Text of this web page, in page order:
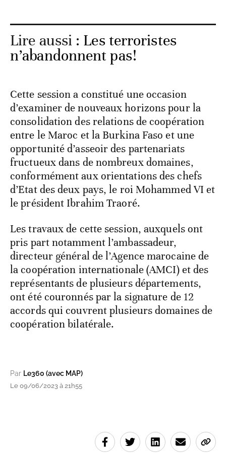
Lire aussi : Les terroristes
n’abandonnent pas!
Cette session a constitué une occasion
d’examiner de nouveaux horizons pour la
consolidation des relations de coopération
entre le Maroc et la Burkina Faso et une
opportunité d’asseoir des partenariats
fructueux dans de nombreux domaines,
conformément aux orientations des chefs
d’Etat des deux pays, le roi Mohammed VI et
le président Ibrahim Traoré.
Les travaux de cette session, auxquels ont
pris part notamment l’ambassadeur,
directeur général de l’Agence marocaine de
la coopération internationale (AMCI) et des
représentants de plusieurs départements,
ont été couronnés par la signature de 12
accords qui couvrent plusieurs domaines de
coopération bilatérale.
Par Le360 (avec MAP)
Le 09/06/2023 à 21h55